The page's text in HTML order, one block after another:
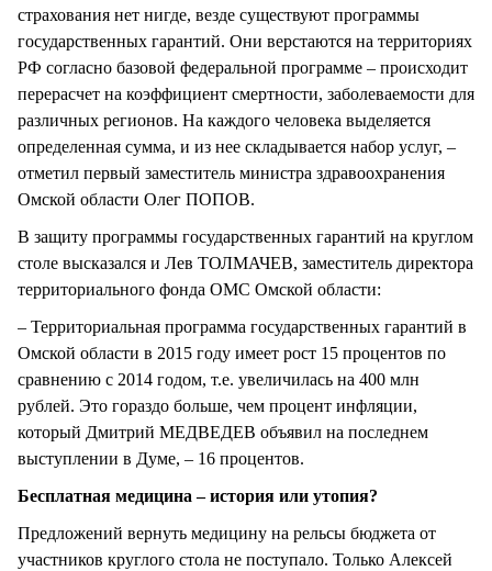
страхования нет нигде, везде существуют программы
государственных гарантий. Они верстаются на территориях
РФ согласно базовой федеральной программе – происходит
перерасчет на коэффициент смертности, заболеваемости для
различных регионов. На каждого человека выделяется
определенная сумма, и из нее складывается набор услуг, –
отметил первый заместитель министра здравоохранения
Омской области Олег ПОПОВ.
В защиту программы государственных гарантий на круглом
столе высказался и Лев ТОЛМАЧЕВ, заместитель директора
территориального фонда ОМС Омской области:
– Территориальная программа государственных гарантий в
Омской области в 2015 году имеет рост 15 процентов по
сравнению с 2014 годом, т.е. увеличилась на 400 млн
рублей. Это гораздо больше, чем процент инфляции,
который Дмитрий МЕДВЕДЕВ объявил на последнем
выступлении в Думе, – 16 процентов.
Бесплатная медицина – история или утопия?
Предложений вернуть медицину на рельсы бюджета от
участников круглого стола не поступало. Только Алексей